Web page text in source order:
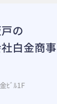
の
白金商事
ﾋﾞﾙ1F